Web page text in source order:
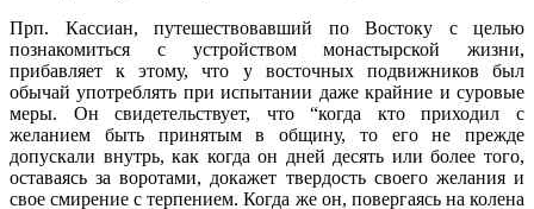
Прп. Кассиан, путешествовавший по Востоку с целью
познакомиться с устройством монастырской жизни,
прибавляет к этому, что у восточных подвижников был
обычай употреблять при испытании даже крайние и суровые
меры. Он свидетельствует, что “когда кто приходил с
желанием быть принятым в общину, то его не прежде
допускали внутрь, как когда он дней десять или более того,
оставаясь за воротами, докажет твердость своего желания и
свое смирение с терпением. Когда же он, повергаясь на колена